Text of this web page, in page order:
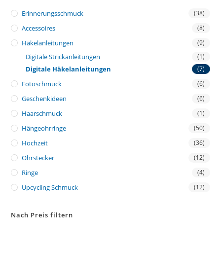
Erinnerungsschmuck (38)
Accessoires (8)
Häkelanleitungen (9)
Digitale Strickanleitungen (1)
Digitale Häkelanleitungen (7)
Fotoschmuck (6)
Geschenkideen (6)
Haarschmuck (1)
Hängeohrringe (50)
Hochzeit (36)
Ohrstecker (12)
Ringe (4)
Upcycling Schmuck (12)
Nach Preis filtern